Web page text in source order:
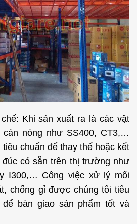
Khi sản xuất ra là các vật
cán nóng như SS400, CT3,…
chuẩn để thay thế hoặc kết
có sẵn trên thị trường như
I300,… Công việc xử lý mối
chống gỉ được chúng tôi tiêu
bàn giao sản phẩm tốt và